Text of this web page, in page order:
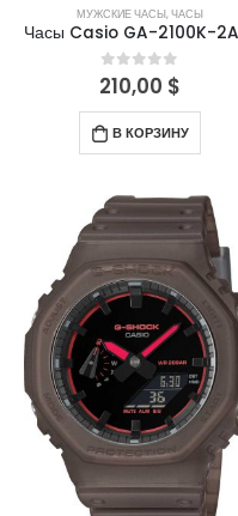
МУЖСКИЕ ЧАСЫ,ЧАСЫ
0out of 5
210,00 $
В КОРЗИНУ